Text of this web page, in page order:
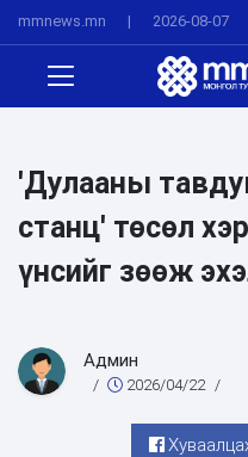
mmnews.mn | 2026-08-07
'Дулааны
станц' төсөл
үнсийг зөөж
Админ
/ 2026/04/22 /